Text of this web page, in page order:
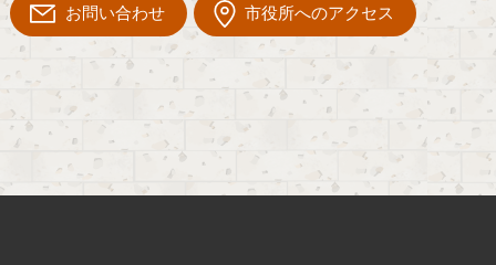
お問い合わせ 市役所へのアクセス